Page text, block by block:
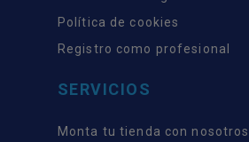
Política de cookies
Registro como profesional
SERVICIOS
Monta tu tienda con nosotros